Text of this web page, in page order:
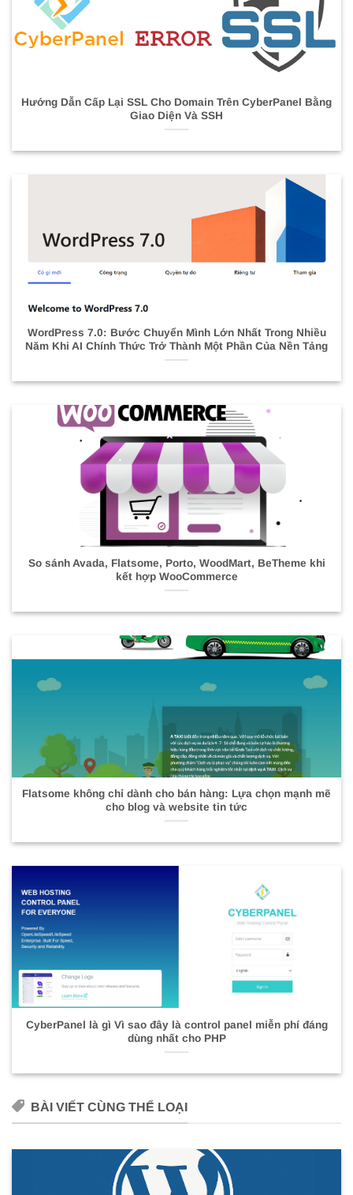
Hướng Dẫn Cấp Lại SSL Cho Domain Trên CyberPanel Bằng
Giao Diện Và SSH
WordPress 7.0: Bước Chuyển Mình Lớn Nhất Trong Nhiều
Năm Khi AI Chính Thức Trở Thành Một Phần Của Nền Tảng
So sánh Avada, Flatsome, Porto, WoodMart, BeTheme khi
kết hợp WooCommerce
Flatsome không chỉ dành cho bán hàng: Lựa chọn mạnh mẽ
cho blog và website tin tức
CyberPanel là gì Vì sao đây là control panel miễn phí đáng
dùng nhất cho PHP
BÀI VIẾT CÙNG THỂ LOẠI